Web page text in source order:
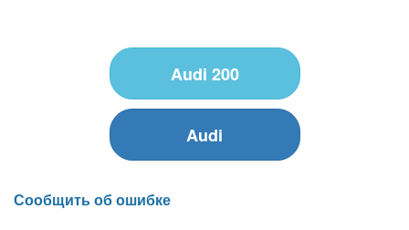
Audi 200
Audi
Сообщить об ошибке